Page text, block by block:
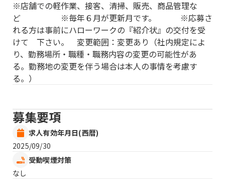
※店舗での軽作業、接客、清掃、販売、商品管理な
ど ※毎年６月が更新月です。 ※応募さ
れる方は事前にハローワークの『紹介状』の交付を受
けて 下さい。 変更範囲：変更あり（社内規定によ
り、勤務場所・職種・職務内容の変更の可能性があ
る。勤務地の変更を伴う場合は本人の事情を考慮す
る。）
募集要項
求人有効年月日(西暦)
2025/09/30
受動喫煙対策
なし